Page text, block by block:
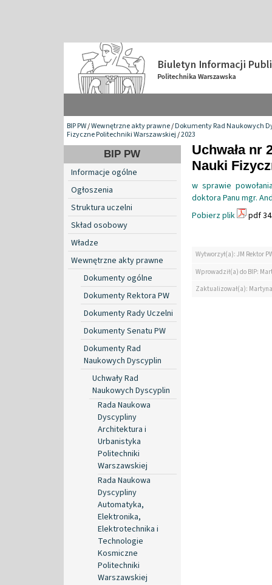
BIP PW/Wewnętrzne akty prawne/Dokumenty Rad Naukowych
Fizyczne Politechniki Warszawskiej/2023
BIP PW
Informacje ogólne
Ogłoszenia
Struktura uczelni
Skład osobowy
Władze
Wewnętrzne akty prawne
Dokumenty ogólne
Dokumenty Rektora PW
Dokumenty Rady Uczelni
Dokumenty Senatu PW
Dokumenty Rad
Naukowych Dyscyplin
Uchwały Rad
Naukowych Dyscyplin
Rada Naukowa
Dyscypliny
Architektura i
Urbanistyka
Politechniki
Warszawskiej
Rada Naukowa
Dyscypliny
Automatyka,
Elektronika,
Elektrotechnika i
Technologie
Kosmiczne
Politechniki
Warszawskiej
Uchwała nr
Nauki
w sprawie
doktora Panu mgr.
Pobierz plik
pdf
Wytworzył(a): JM Rektor
Wprowadził(a) do BIP:
Zaktualizował(a):